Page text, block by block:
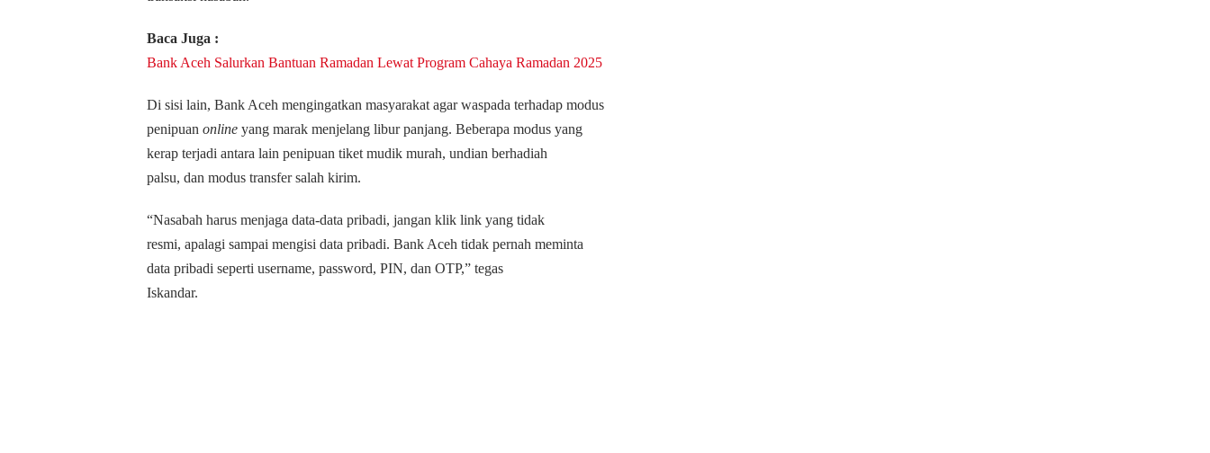
Baca Juga :
Bank Aceh Salurkan Bantuan Ramadan Lewat Program Cahaya Ramadan 2025
Di sisi lain, Bank Aceh mengingatkan masyarakat agar waspada terhadap modus
penipuan online yang marak menjelang libur panjang. Beberapa modus yang
kerap terjadi antara lain penipuan tiket mudik murah, undian berhadiah
palsu, dan modus transfer salah kirim.
“Nasabah harus menjaga data-data pribadi, jangan klik link yang tidak
resmi, apalagi sampai mengisi data pribadi. Bank Aceh tidak pernah meminta
data pribadi seperti username, password, PIN, dan OTP,” tegas
Iskandar.